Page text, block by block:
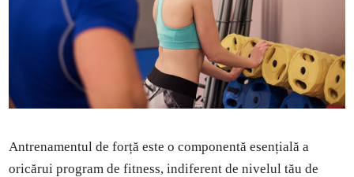
Antrenamentul de forță este o componentă esențială a
oricărui program de fitness, indiferent de nivelul tău de